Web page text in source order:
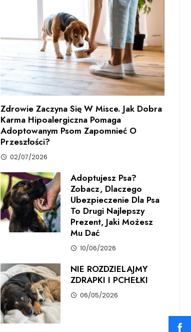
Zdrowie Zaczyna Się W Misce. Jak Dobra
Karma Hipoalergiczna Pomaga
Adoptowanym Psom Zapomnieć O
Przeszłości?
02/07/2026
Adoptujesz Psa?
Zobacz, Dlaczego
Ubezpieczenie Dla Psa
To Drugi Najlepszy
Prezent, Jaki Możesz
Mu Dać
10/06/2026
NIE ROZDZIELAJMY
ZDRAPKI I PCHEŁKI
06/05/2026